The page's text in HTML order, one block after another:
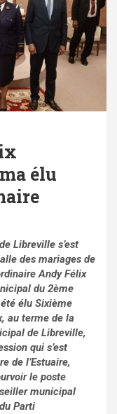
élu
Libreville s’est
des mariages de
Andy Félix
du 2ème
élu Sixième
au terme de la
de Libreville,
qui s’est
de l’Estuaire,
le poste
municipal
Parti